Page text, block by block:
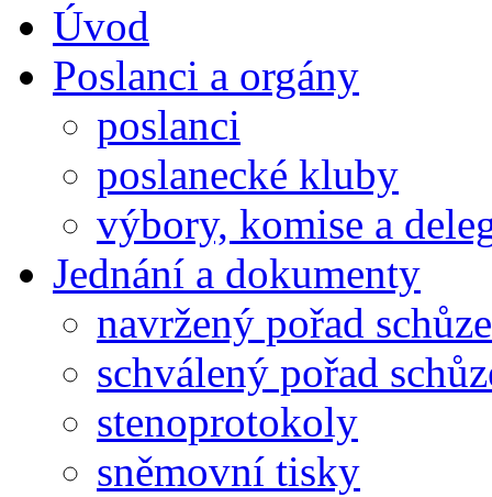
Úvod
Poslanci a orgány
poslanci
poslanecké kluby
výbory, komise a
Jednání a dokumenty
navržený pořad schůze
schválený pořad
stenoprotokoly
sněmovní tisky